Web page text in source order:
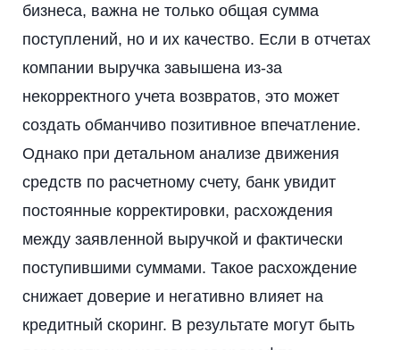
бизнеса, важна не только общая сумма
поступлений, но и их качество. Если в отчетах
компании выручка завышена из-за
некорректного учета возвратов, это может
создать обманчиво позитивное впечатление.
Однако при детальном анализе движения
средств по расчетному счету, банк увидит
постоянные корректировки, расхождения
между заявленной выручкой и фактически
поступившими суммами. Такое расхождение
снижает доверие и негативно влияет на
кредитный скоринг. В результате могут быть